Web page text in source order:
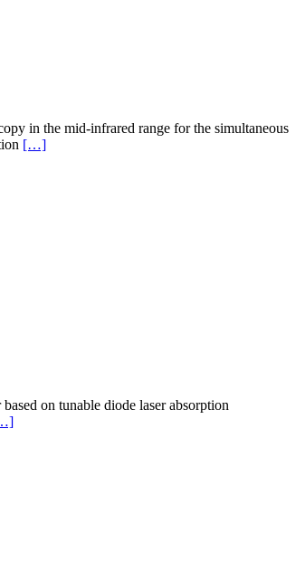
in the mid-infrared range for the simultaneous
Leggi
[…]
on tunable diode laser absorption